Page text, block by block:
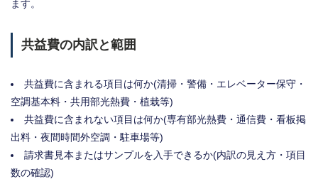
ます。
共益費の内訳と範囲
共益費に含まれる項目は何か(清掃・警備・エレベーター保守・
空調基本料・共用部光熱費・植栽等)
共益費に含まれない項目は何か(専有部光熱費・通信費・看板掲
出料・夜間時間外空調・駐車場等)
請求書見本またはサンプルを入手できるか(内訳の見え方・項目
数の確認)